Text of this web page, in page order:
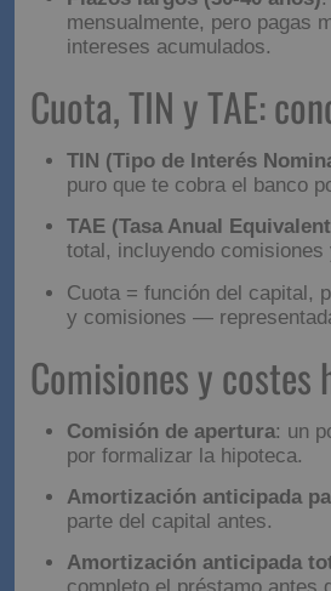
Plazos cortos (15-20 años)
pero menos intereses totales.
Plazos largos (30-40 años)
mensualmente, pero pagas
Cuota, TIN y
conceptos clave
TIN (Tipo de Interés
puro que te cobra el banco
TAE (Tasa Anual
total, incluyendo
Cuota = función del capital,
y comisiones —
Comisiones y
habituales